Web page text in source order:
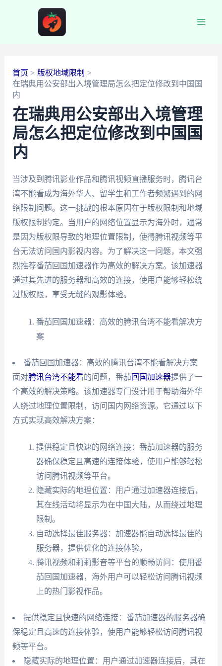
首页
版权地域限制
在瑞典用公安部出入境管理局怎么把定位修改到中国国
内
在瑞典用公安部出入境管理
局怎么把定位修改到中国国
内
当涉及到腾讯影业作品和腾讯视频直播服务时，腾讯台
湾不能看成为海外华人、留学生和工作者频繁遇到的网
络限制问题。这一挑战的根本原因在于版权限制和地域
版权限制约定。当用户的网络位置显示为海外时，通常
是因为版权限导致的地理位置限制，使得腾讯视频等平
台无法访问国内影视内容。为了解决这一问题，本文强
烈推荐番茄回国加速器作为高效的解决方案。该加速器
通过其先进的服务器和高效的连接，使用户能够轻松绕
过版权限，享受无缝的观影体验。
番茄回国加速器：高效的腾讯台湾不能看解决方
案
番茄回国加速器：高效的腾讯台湾不能看解决方案
面对腾讯台湾不能看的问题，番茄回国加速器提供了一
个高效的解决策略。该加速器专门设计用于帮助海外华
人绕过地理位置限制，访问国内网络资源。它通过以下
方式实现高效解决方案：
提供稳定且快速的网络连接：番茄加速器的服务
器确保稳定且高速的连接体验，使用户能够轻松
访问腾讯视频等平台。
隐藏实际的地理位置：用户通过加速器连接后，
其在线活动将显示为在中国大陆，从而绕过地理
限制。
自动选择最佳服务器：加速器能自动选择最佳的
服务器，提供优化的连接体验。
腾讯视频和莉莉影音等平台的顺畅访问：使用番
茄回国加速器，海外用户可以轻松访问腾讯视频
上的热门影视作品。
提供稳定且快速的网络连接：番茄加速器的服务器确
保稳定且高速的连接体验，使用户能够轻松访问腾讯视
频等平台。
隐藏实际的地理位置：用户通过加速器连接后，其在